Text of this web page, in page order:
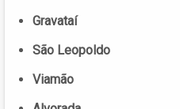
Gravataí
São Leopoldo
Viamão